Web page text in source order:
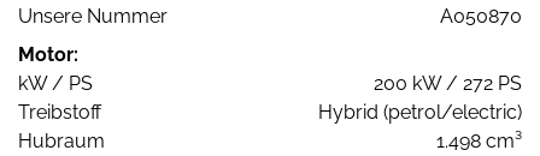
Unsere Nummer
A050870
Motor:
kW / PS
200 kW / 272 PS
Treibstoff
Hybrid (petrol/electric)
Hubraum
1.498 cm³